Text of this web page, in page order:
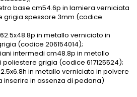
base cm54.6p in lamiera verniciata
grigia spessore 3mm (codice
in metallo verniciato in
(codice 206154014);
intermedi cm48.8p in metallo
grigia (codice 617125524);
in metallo verniciato in polvere
in assenza di pedana)